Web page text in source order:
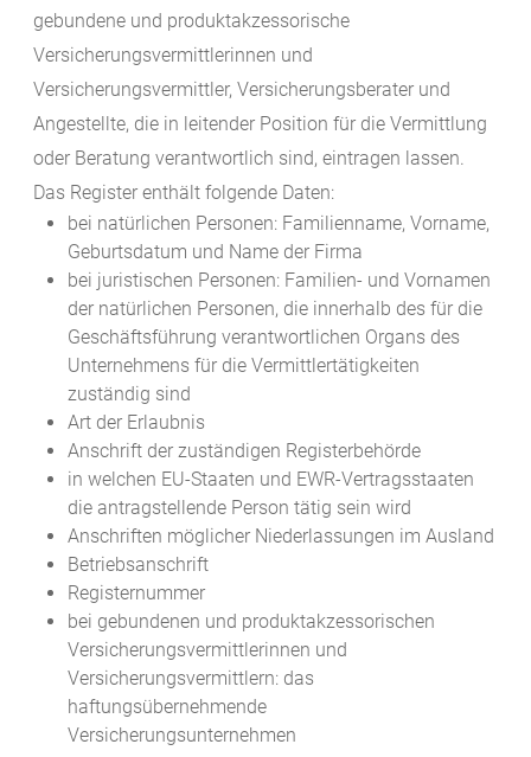
gebundene und produktakzessorische
Versicherungsvermittlerinnen und
Versicherungsvermittler, Versicherungsberater und
Angestellte, die in leitender Position für die Vermittlung
oder Beratung verantwortlich sind, eintragen lassen.
Das Register enthält folgende Daten:
bei natürlichen Personen: Familienname, Vorname,
Geburtsdatum und Name der Firma
bei juristischen Personen: Familien- und Vornamen
der natürlichen Personen, die innerhalb des für die
Geschäftsführung verantwortlichen Organs des
Unternehmens für die Vermittlertätigkeiten
zuständig sind
Art der Erlaubnis
Anschrift der zuständigen Registerbehörde
in welchen EU-Staaten und EWR-Vertragsstaaten
die antragstellende Person tätig sein wird
Anschriften möglicher Niederlassungen im Ausland
Betriebsanschrift
Registernummer
bei gebundenen und produktakzessorischen
Versicherungsvermittlerinnen und
Versicherungsvermittlern: das
haftungsübernehmende
Versicherungsunternehmen